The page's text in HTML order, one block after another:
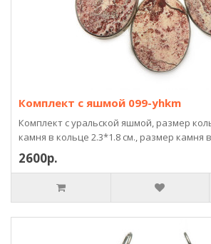
Комплект с яшмой 099-yhkm
Комплект с уральской яшмой, размер
камня в кольце 2.3*1.8 см., размер камня
2600р.